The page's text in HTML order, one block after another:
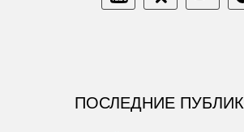
ПОСЛЕДНИЕ